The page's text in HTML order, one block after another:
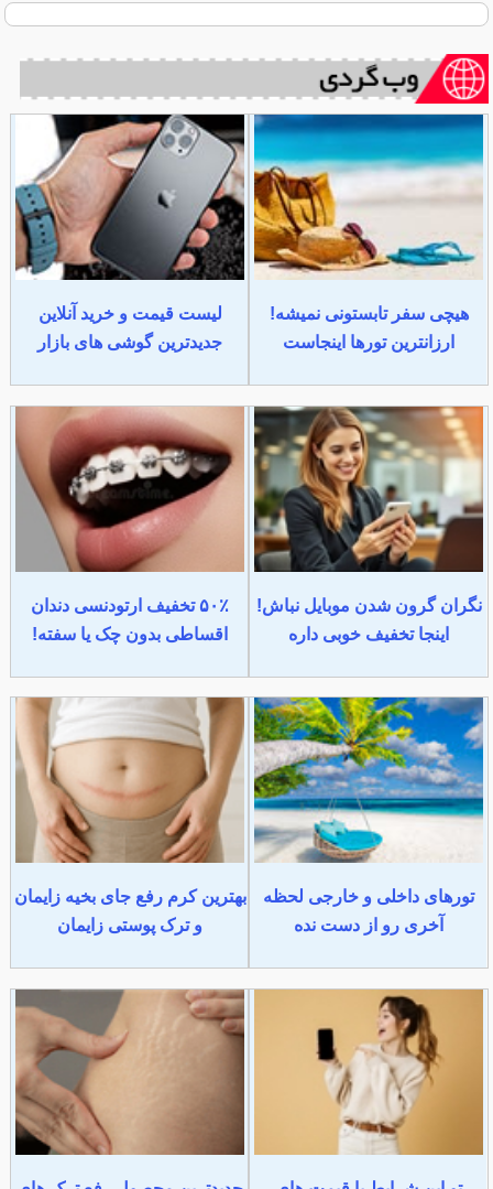
هیچی سفر تابستونی نمیشه!
ارزانترین تورها اینجاست
لیست قیمت و خرید آنلاین
جدیدترین گوشی های بازار
نگران گرون شدن موبایل نباش!
اینجا تخفیف خوبی داره
۵۰٪ تخفیف ارتودنسی دندان
اقساطی بدون چک یا سفته!
تورهای داخلی و خارجی لحظه
آخری رو از دست نده
بهترین کرم رفع جای بخیه زایمان
و ترک پوستی زایمان